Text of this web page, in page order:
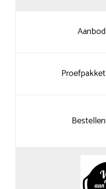
Aanbod
Proefpakket
Bestellen